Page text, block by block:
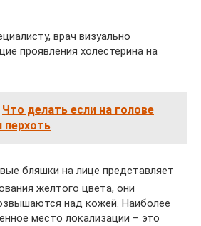
врач визуально
проявления холестерина на
Что делать если на голове
перхоть
бляшки на лице представляет
желтого цвета, они
над кожей. Наиболее
место локализации – это